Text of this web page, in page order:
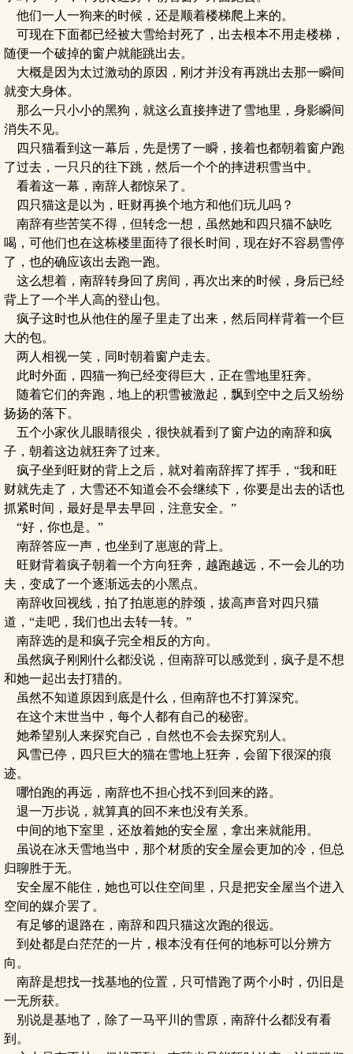
他们一人一狗来的时候，还是顺着楼梯爬上来的。
可现在下面都已经被大雪给封死了，出去根本不用走楼梯，
随便一个破掉的窗户就能跳出去。
大概是因为太过激动的原因，刚才并没有再跳出去那一瞬间
就变大身体。
那么一只小小的黑狗，就这么直接摔进了雪地里，身影瞬间
消失不见。
四只猫看到这一幕后，先是愣了一瞬，接着也都朝着窗户跑
了过去，一只只的往下跳，然后一个个的摔进积雪当中。
看着这一幕，南辞人都惊呆了。
四只猫这是以为，旺财再换个地方和他们玩儿吗？
南辞有些苦笑不得，但转念一想，虽然她和四只猫不缺吃
喝，可他们也在这栋楼里面待了很长时间，现在好不容易雪停
了，也的确应该出去跑一跑。
这么想着，南辞转身回了房间，再次出来的时候，身后已经
背上了一个半人高的登山包。
疯子这时也从他住的屋子里走了出来，然后同样背着一个巨
大的包。
两人相视一笑，同时朝着窗户走去。
此时外面，四猫一狗已经变得巨大，正在雪地里狂奔。
随着它们的奔跑，地上的积雪被激起，飘到空中之后又纷纷
扬扬的落下。
五个小家伙儿眼睛很尖，很快就看到了窗户边的南辞和疯
子，朝着这边就狂奔了过来。
疯子坐到旺财的背上之后，就对着南辞挥了挥手，“我和旺
财就先走了，大雪还不知道会不会继续下，你要是出去的话也
抓紧时间，最好是早去早回，注意安全。”
“好，你也是。”
南辞答应一声，也坐到了崽崽的背上。
旺财背着疯子朝着一个方向狂奔，越跑越远，不一会儿的功
夫，变成了一个逐渐远去的小黑点。
南辞收回视线，拍了拍崽崽的脖颈，拔高声音对四只猫
道，“走吧，我们也出去转一转。”
南辞选的是和疯子完全相反的方向。
虽然疯子刚刚什么都没说，但南辞可以感觉到，疯子是不想
和她一起出去打猎的。
虽然不知道原因到底是什么，但南辞也不打算深究。
在这个末世当中，每个人都有自己的秘密。
她希望别人来探究自己，自然也不会去探究别人。
风雪已停，四只巨大的猫在雪地上狂奔，会留下很深的痕
迹。
哪怕跑的再远，南辞也不担心找不到回来的路。
退一万步说，就算真的回不来也没有关系。
中间的地下室里，还放着她的安全屋，拿出来就能用。
虽说在冰天雪地当中，那个材质的安全屋会更加的冷，但总
归聊胜于无。
安全屋不能住，她也可以住空间里，只是把安全屋当个进入
空间的媒介罢了。
有足够的退路在，南辞和四只猫这次跑的很远。
到处都是白茫茫的一片，根本没有任何的地标可以分辨方
向。
南辞是想找一找基地的位置，只可惜跑了两个小时，仍旧是
一无所获。
别说是基地了，除了一马平川的雪原，南辞什么都没有看
到。